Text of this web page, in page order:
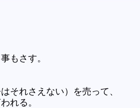
もさす。
それさえない）を売って、
れる。